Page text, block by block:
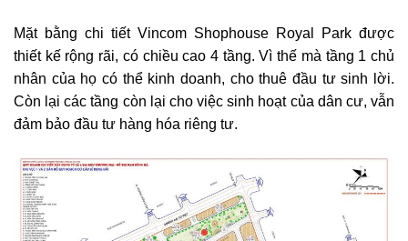
Mặt bằng chi tiết Vincom Shophouse Royal Park được
thiết kế rộng rãi, có chiều cao 4 tầng. Vì thế mà tầng 1 chủ
nhân của họ có thể kinh doanh, cho thuê đầu tư sinh lời.
Còn lại các tầng còn lại cho việc sinh hoạt của dân cư, vẫn
đảm bảo đầu tư hàng hóa riêng tư.